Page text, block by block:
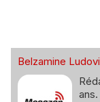
Belzamine
ans.